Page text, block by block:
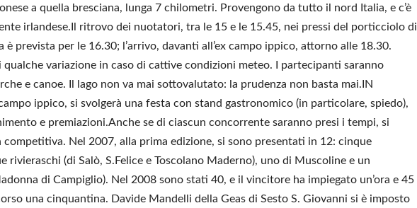
a quella bresciana, lunga 7 chilometri. Provengono da tutto il nord Italia, e c’è
irlandese.Il ritrovo dei nuotatori, tra le 15 e le 15.45, nei pressi del porticciolo di
è prevista per le 16.30; l’arrivo, davanti all’ex campo ippico, attorno alle 18.30.
qualche variazione in caso di cattive condizioni meteo. I partecipanti saranno
e canoe. Il lago non va mai sottovalutato: la prudenza non basta mai.IN
campo ippico, si svolgerà una festa con stand gastronomico (in particolare, spiedo),
e premiazioni.Anche se di ciascun concorrente saranno presi i tempi, si
Nel 2007, alla prima edizione, si sono presentati in 12: cinque
rivieraschi (di Salò, S.Felice e Toscolano Maderno), uno di Muscoline e un
di Campiglio). Nel 2008 sono stati 40, e il vincitore ha impiegato un’ora e 45
una cinquantina. Davide Mandelli della Geas di Sesto S. Giovanni si è imposto